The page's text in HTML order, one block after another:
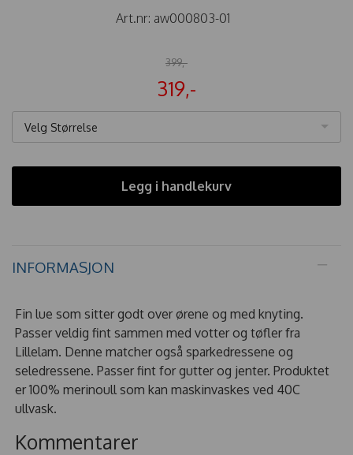
Art.nr: aw000803-01
399,-
319,-
Velg Størrelse
Legg i handlekurv
INFORMASJON
Fin lue som sitter godt over ørene og med knyting.
Passer veldig fint sammen med votter og tøfler fra
Lillelam. Denne matcher også sparkedressene og
seledressene. Passer fint for gutter og jenter. Produktet
er 100% merinoull som kan maskinvaskes ved 40C
ullvask.
Kommentarer